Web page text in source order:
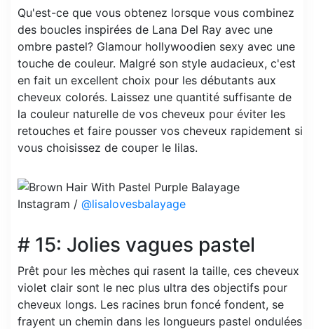
Qu'est-ce que vous obtenez lorsque vous combinez
des boucles inspirées de Lana Del Ray avec une
ombre pastel? Glamour hollywoodien sexy avec une
touche de couleur. Malgré son style audacieux, c'est
en fait un excellent choix pour les débutants aux
cheveux colorés. Laissez une quantité suffisante de
la couleur naturelle de vos cheveux pour éviter les
retouches et faire pousser vos cheveux rapidement si
vous choisissez de couper le lilas.
Instagram / @lisalovesbalayage
# 15: Jolies vagues pastel
Prêt pour les mèches qui rasent la taille, ces cheveux
violet clair sont le nec plus ultra des objectifs pour
cheveux longs. Les racines brun foncé fondent, se
frayent un chemin dans les longueurs pastel ondulées